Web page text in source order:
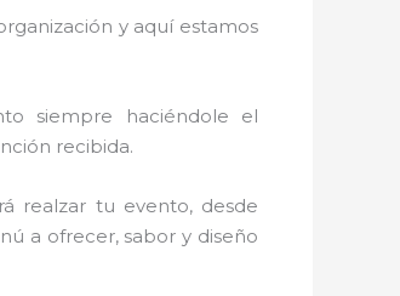
y aquí estamos
siempre haciéndole el
recibida.
realzar tu evento, desde
a ofrecer, sabor y diseño